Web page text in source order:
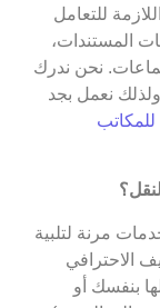
للتعامل
المستندات،
نحن ندرك
نعمل بجد
للمكاتب
مرنة لتلبية
الاحترافي
بنفسك أو